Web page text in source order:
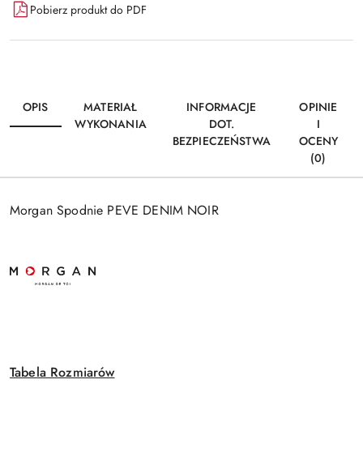
Pobierz produkt do PDF
OPIS
MATERIAŁ
WYKONANIA
INFORMACJE
DOT.
BEZPIECZEŃSTWA
OPINIE
I
OCENY
(0)
Morgan Spodnie PEVE DENIM NOIR
Tabela Rozmiarów